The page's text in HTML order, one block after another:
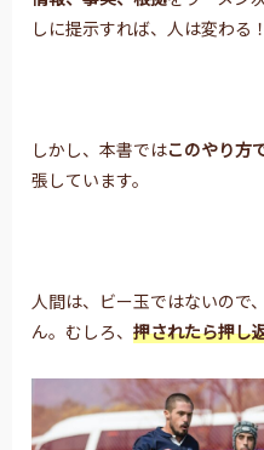
しに提示すれば、人は変わる
しかし、本書ではこのやり方
張しています。
人間は、ビー玉ではないので
ん。むしろ、 押されたら押し